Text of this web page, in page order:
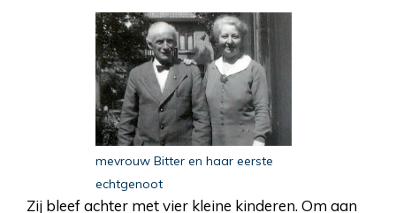
mevrouw Bitter en haar eerste
echtgenoot
Zij bleef achter met vier kleine kinderen. Om aan